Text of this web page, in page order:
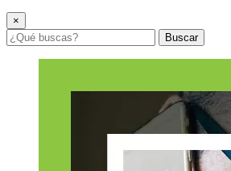
×
Buscar